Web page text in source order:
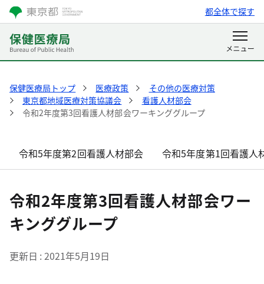
都全体で探す
保健医療局トップ 医療政策
その他の医療対策
東京都地域医療対策協議会
看護人材部会
令和2年度第3回看護人材部会ワーキンググループ
令和5年度第2回看護人材部会 令和5年度第1回看護人
令和2年度第3回看護人材部会ワー
キンググループ
更新日 2021年5月19日